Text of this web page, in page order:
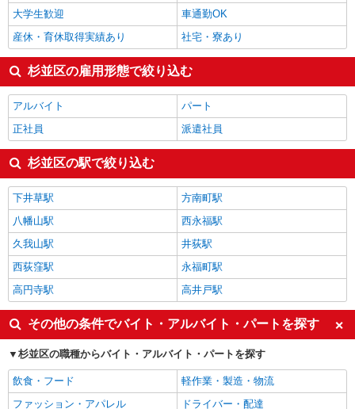
大学生歓迎
車通勤OK
産休・育休取得実績あり
社宅・寮あり
杉並区の雇用形態で絞り込む
アルバイト
パート
正社員
派遣社員
杉並区の駅で絞り込む
下井草駅
方南町駅
八幡山駅
西永福駅
久我山駅
井荻駅
西荻窪駅
永福町駅
高円寺駅
高井戸駅
その他の条件でバイト・アルバイト・パートを探す
杉並区の職種からバイト・アルバイト・パートを探す
飲食・フード
軽作業・製造・物流
ファッション・アパレル
ドライバー・配達